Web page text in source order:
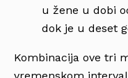
u žene u dobi
dok je u deset
Kombinacija ove tri